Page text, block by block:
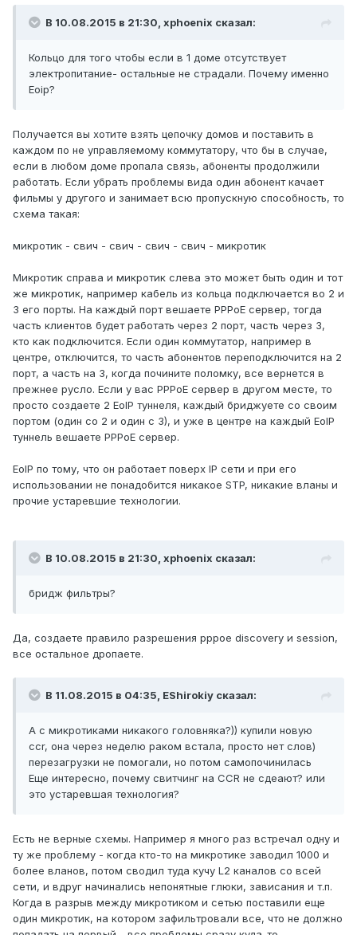
В 10.08.2015 в 21:30, xphoenix сказал:
Кольцо для того чтобы если в 1 доме отсутствует
электропитание- остальные не страдали. Почему именно
Eoip?
Получается вы хотите взять цепочку домов и поставить в
каждом по не управляемому коммутатору, что бы в случае,
если в любом доме пропала связь, абоненты продолжили
работать. Если убрать проблемы вида один абонент качает
фильмы у другого и занимает всю пропускную способность, то
схема такая:
микротик - свич - свич - свич - свич - микротик
Микротик справа и микротик слева это может быть один и тот
же микротик, например кабель из кольца подключается во 2 и
3 его порты. На каждый порт вешаете PPPoE сервер, тогда
часть клиентов будет работать через 2 порт, часть через 3,
кто как подключится. Если один коммутатор, например в
центре, отключится, то часть абонентов переподключится на 2
порт, а часть на 3, когда почините поломку, все вернется в
прежнее русло. Если у вас PPPoE сервер в другом месте, то
просто создаете 2 EoIP туннеля, каждый бриджуете со своим
портом (один со 2 и один с 3), и уже в центре на каждый EoIP
туннель вешаете PPPoE сервер.
EoIP по тому, что он работает поверх IP сети и при его
использовании не понадобится никакое STP, никакие вланы и
прочие устаревшие технологии.
В 10.08.2015 в 21:30, xphoenix сказал:
бридж фильтры?
Да, создаете правило разрешения pppoe discovery и session,
все остальное дропаете.
В 11.08.2015 в 04:35, EShirokiy сказал:
А с микротиками никакого головняка?)) купили новую
ccr, она через неделю раком встала, просто нет слов)
перезагрузки не помогали, но потом самопочинилась
Еще интересно, почему свитчинг на CCR не сдеают? или
это устаревшая технология?
Есть не верные схемы. Например я много раз встречал одну и
ту же проблему - когда кто-то на микротике заводил 1000 и
более вланов, потом сводил туда кучу L2 каналов со всей
сети, и вдруг начинались непонятные глюки, зависания и т.п.
Когда в разрыв между микротиком и сетью поставили еще
один микротик, на котором зафильтровали все, что не должно